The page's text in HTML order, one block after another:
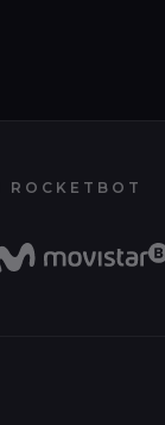
ROCKETBOT